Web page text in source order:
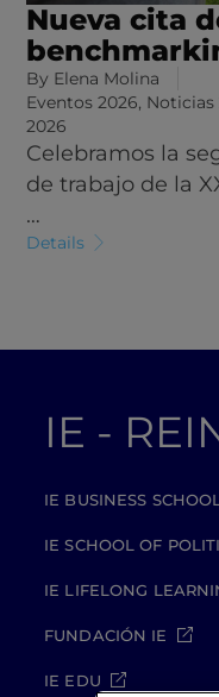
Nueva cita
By Elena Molina
Eventos 2026, Noticias
2026
Celebramos la
de trabajo de la
…
Details
IE -
IE BUSINESS SCHOOL
IE SCHOOL OF
IE LIFELONG
FUNDACIÓN IE
IE EDU